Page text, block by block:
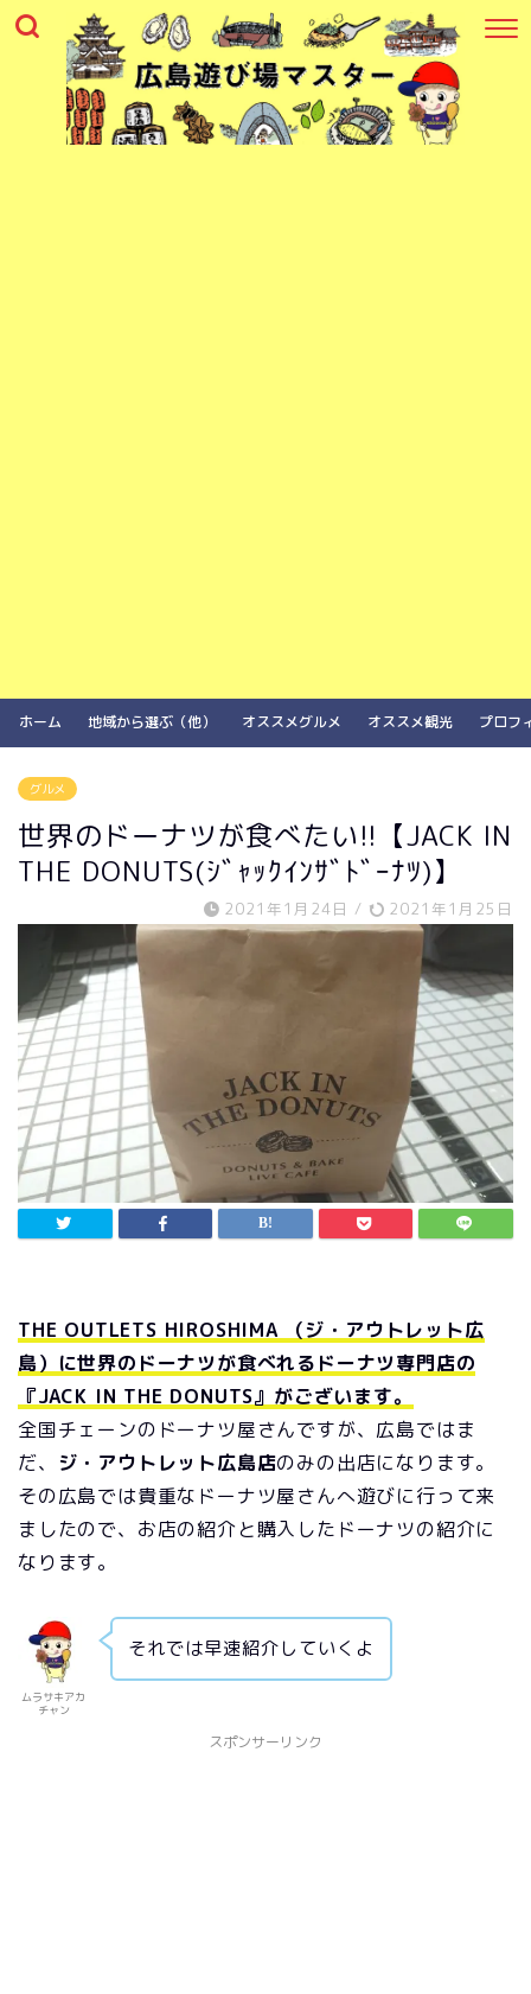
ホーム 地域から選ぶ（他） オススメグルメ オススメ観光 プロフ
グルメ
世界のドーナツが食べたい!!【JACK IN
THE DONUTS(ｼﾞｬｯｸｲﾝｻﾞﾄﾞｰﾅﾂ)】
2021年1月24日 / 2021年1月25日
THE OUTLETS HIROSHIMA （ジ・アウトレット広
島）に世界のドーナツが食べれるドーナツ専門店の
『JACK IN THE DONUTS』がございます。
全国チェーンのドーナツ屋さんですが、広島ではま
だ、
ジ・アウトレット広島店のみの出店になります。
その広島では貴重なドーナツ屋さんへ遊びに行って来
ましたので、お店の紹介と購入したドーナツの紹介に
なります。
ムラサキアカ
チャン
それでは早速紹介していくよ
スポンサーリンク